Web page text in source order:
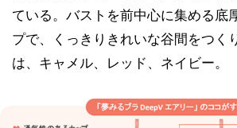
ている。バストを前中心に集める底
プで、くっきりきれいな谷間をつく
は、キャメル、レッド、ネイビー。